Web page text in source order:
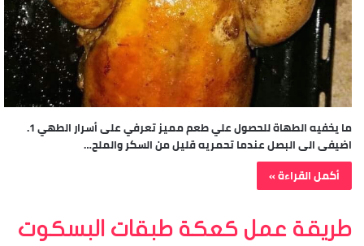
ما يخفيه الطهاة للحصول علي طعم مميز تعرفي على أسرار الطهي 1.
اضيفى الى البصل عندما تحمريه قليل من السكر والملح…
أكمل القراءة »
طريقة عمل كعكة طبقات البسكوت